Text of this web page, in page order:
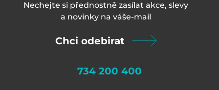
Nechejte si přednostně zasílat akce, slevy
a novinky na váše-mail
Chci odebirat
734 200 400